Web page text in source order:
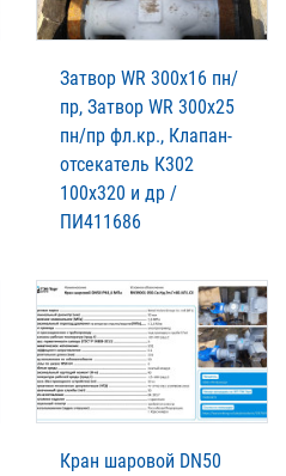
Затвор WR 300х16 пн/
пр, Затвор WR 300х25
пн/пр фл.кр., Клапан-
отсекатель К302
100х320 и др /
ПИ411686
Кран шаровой DN50